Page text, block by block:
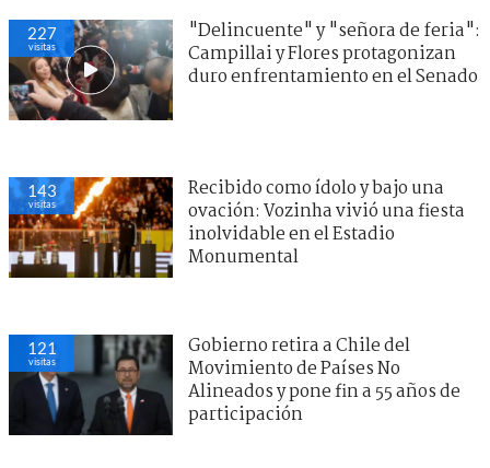
227
visitas
"Delincuente" y "señora de feria":
Campillai y Flores protagonizan
duro enfrentamiento en el Senado
143
visitas
Recibido como ídolo y bajo una
ovación: Vozinha vivió una fiesta
inolvidable en el Estadio
Monumental
121
visitas
Gobierno retira a Chile del
Movimiento de Países No
Alineados y pone fin a 55 años de
participación